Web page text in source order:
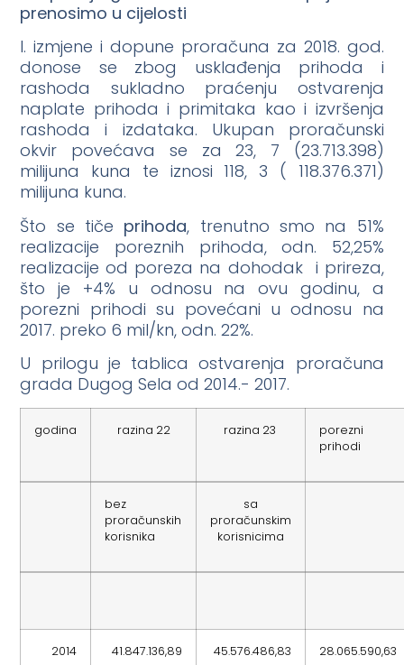
prenosimo u cijelosti
I. izmjene i dopune proračuna za 2018. god.
donose se zbog usklađenja prihoda i
rashoda sukladno praćenju ostvarenja
naplate prihoda i primitaka kao i izvršenja
rashoda i izdataka. Ukupan proračunski
okvir povećava se za 23, 7 (23.713.398)
milijuna kuna te iznosi 118, 3 ( 118.376.371)
milijuna kuna.
Što se tiče prihoda, trenutno smo na 51%
realizacije poreznih prihoda, odn. 52,25%
realizacije od poreza na dohodak i prireza,
što je +4% u odnosu na ovu godinu, a
porezni prihodi su povećani u odnosu na
2017. preko 6 mil/kn, odn. 22%.
U prilogu je tablica ostvarenja proračuna
grada Dugog Sela od 2014.- 2017.
godina razina 22 razina 23
porezni
prihodi
bez
proračunskih
korisnika
sa
proračunskim
korisnicima
2014 41.847.136,89 45.576.486,83 28.065.590,63